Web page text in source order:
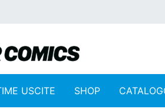
USCITE SHOP